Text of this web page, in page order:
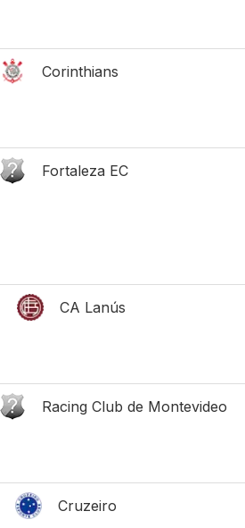
Corinthians
Fortaleza EC
CA Lanús
Racing Club de Montevideo
Cruzeiro